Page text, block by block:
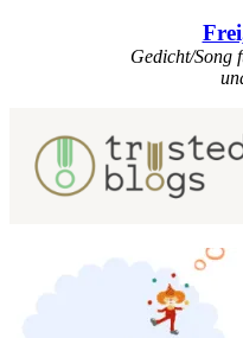
Gedicht/Song